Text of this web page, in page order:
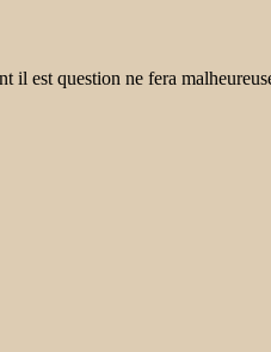
est question ne fera